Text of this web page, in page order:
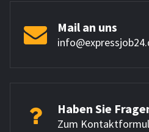
Mail an uns
Haben Sie
Zum